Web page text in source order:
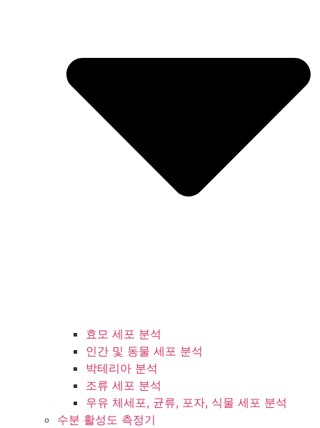
효모 세포 분석
인간 및 동물 세포 분석
박테리아 분석
조류 세포 분석
우유 체세포, 균류, 포자, 식물 세포 분석
수분 활성도 측정기